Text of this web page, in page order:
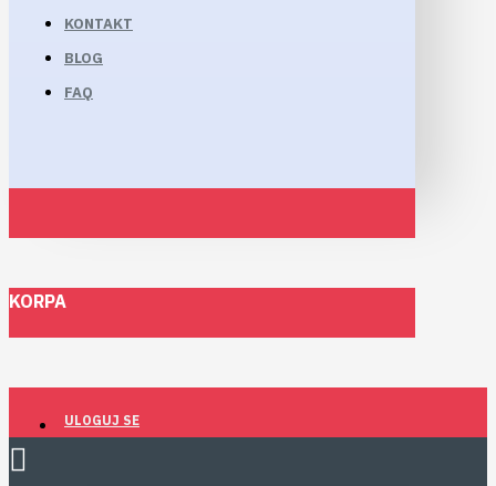
KONTAKT
BLOG
FAQ
KORPA
ULOGUJ SE